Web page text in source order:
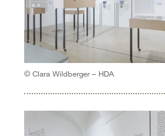
© Clara Wildberger – HDA